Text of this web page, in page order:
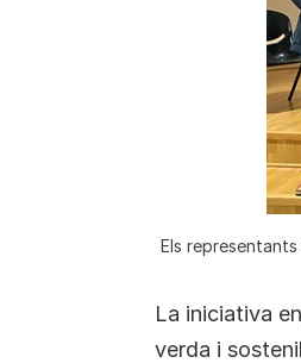
Els
La iniciativa
verda i